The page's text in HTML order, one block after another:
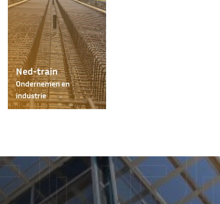
Ned-train
Ondernemen en
industrie